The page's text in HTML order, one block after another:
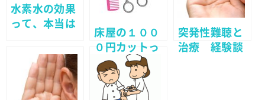
水素水の効果
って、本当は
床屋の１００
０円カットっ
てどう？ 髪
型の頼み方は
どうする？
突発性難聴と
治療 経験談